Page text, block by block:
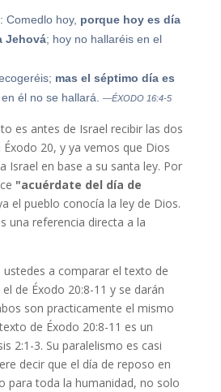
Comedlo hoy, porque hoy es día
Jehová; hoy no hallaréis en el
mas el séptimo día es
en él no se hallará. —ÉXODO 16:4-5
es antes de Israel recibir las dos
20, y ya vemos que Dios
Israel en base a su santa ley. Por
"acuérdate del día de
el pueblo conocía la ley de Dios.
una referencia directa a la
a comparar el texto de
de Éxodo 20:8-11 y se darán
son practicamente el mismo
de Éxodo 20:8-11 es un
2:1-3. Su paralelismo es casi
decir que el día de reposo en
para toda la humanidad, no solo